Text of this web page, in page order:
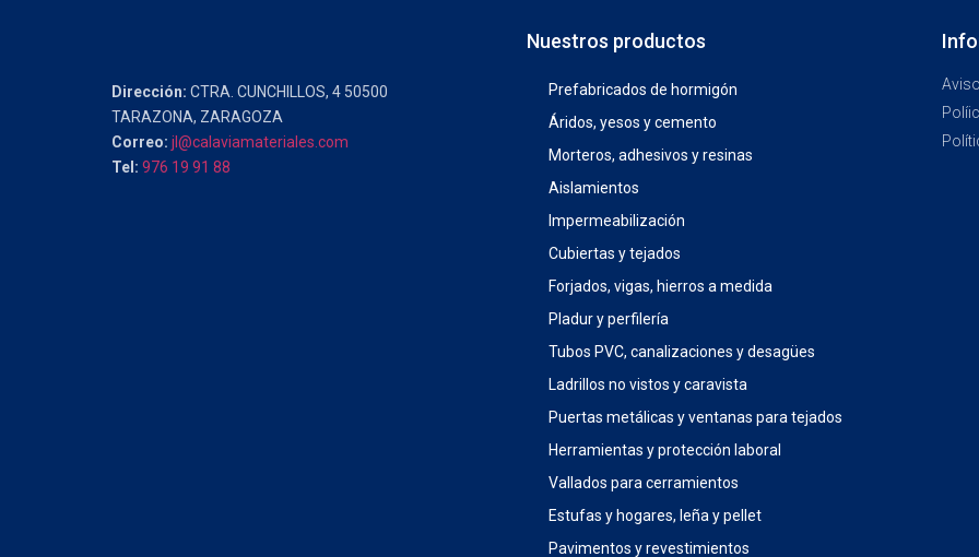
Dirección: CTRA. CUNCHILLOS, 4 50500
TARAZONA, ZARAGOZA
Correo: jl@calaviamateriales.com
Tel: 976 19 91 88
Nuestros productos
Prefabricados de hormigón
Áridos, yesos y cemento
Morteros, adhesivos y resinas
Aislamientos
Impermeabilización
Cubiertas y tejados
Forjados, vigas, hierros a medida
Pladur y perfilería
Tubos PVC, canalizaciones y desagües
Ladrillos no vistos y caravista
Puertas metálicas y ventanas para tejados
Herramientas y protección laboral
Vallados para cerramientos
Estufas y hogares, leña y pellet
Pavimentos y revestimientos